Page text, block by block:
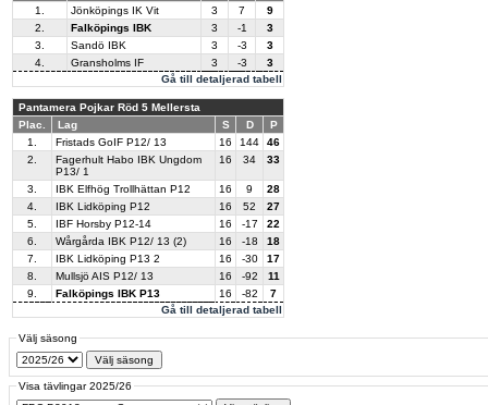
Gå till detaljerad tabell
1. Jönköpings IK Vit 3 7
9
2.
Falköpings IBK 3 -1
3
3.
Sandö IBK 3 -3
3
4.
Gransholms IF 3 -3 3
Pantamera Pojkar Röd 5 Mellersta
Plac.
Lag S D P
Gå till detaljerad tabell
1. Fristads GoIF P12/ 13 16 144
46
2.
Fagerhult Habo IBK Ungdom
P13/ 1
16 34 33
3. IBK Elfhög Trollhättan P12 16 9
28
4.
IBK Lidköping P12 16 52
27
5.
IBF Horsby P12-14 16 -17
22
6.
Wårgårda IBK P12/ 13 (2) 16 -18
18
7.
IBK Lidköping P13 2 16 -30
17
8.
Mullsjö AIS P12/ 13 16 -92
11
9.
Falköpings IBK P13 16 -82 7
Välj säsong
Visa tävlingar 2025/26